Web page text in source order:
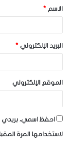
*
الاسم *
البريد الإلكتروني *
الموقع الإلكتروني
احفظ اسمي، بريدي
لاستخدامها المرة